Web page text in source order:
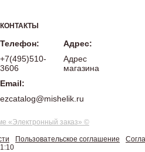
КОНТАКТЫ
Телефон:
+7(495)510-
3606
Email:
ezcatalog@mishelik.ru
Адрес:
Адрес
магазина
«Электронный заказ» ©
Пользовательское соглашение